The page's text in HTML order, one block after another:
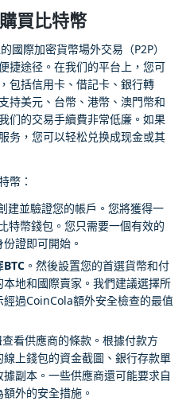
買比特幣
國際加密貨幣場外交易（P2P）
捷途径。在我们的平台上，您可
包括信用卡、借記卡、銀行轉
持美元、台幣、港幣、澳門幣和
们的交易手續費非常低廉。如果
务，您可以轻松兑换成现金或其
幣：
建並驗證您的帳戶。您將獲得一
特幣錢包。您只需要一個有效的
證即可開始。
BTC 。然後設置您的首選貨幣和付
地和國際賣家。我們建議選擇所
過CoinCola額外安全檢查的最值
看供應商的條款。根據付款方
上錢包的資金截圖、銀行存款單
副本。一些供應商還可能要求自
外的安全措施。